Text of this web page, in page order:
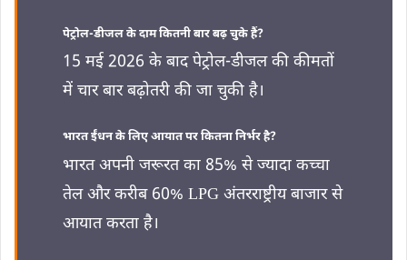
पेट्रोल-डीजल के दाम कितनी बार बढ़ चुके हैं?
15 मई 2026 के बाद पेट्रोल-डीजल की कीमतों
में चार बार बढ़ोतरी की जा चुकी है।
भारत ईंधन के लिए आयात पर कितना निर्भर है?
भारत अपनी जरूरत का 85% से ज्यादा कच्चा
तेल और करीब 60% LPG अंतरराष्ट्रीय बाजार से
आयात करता है।